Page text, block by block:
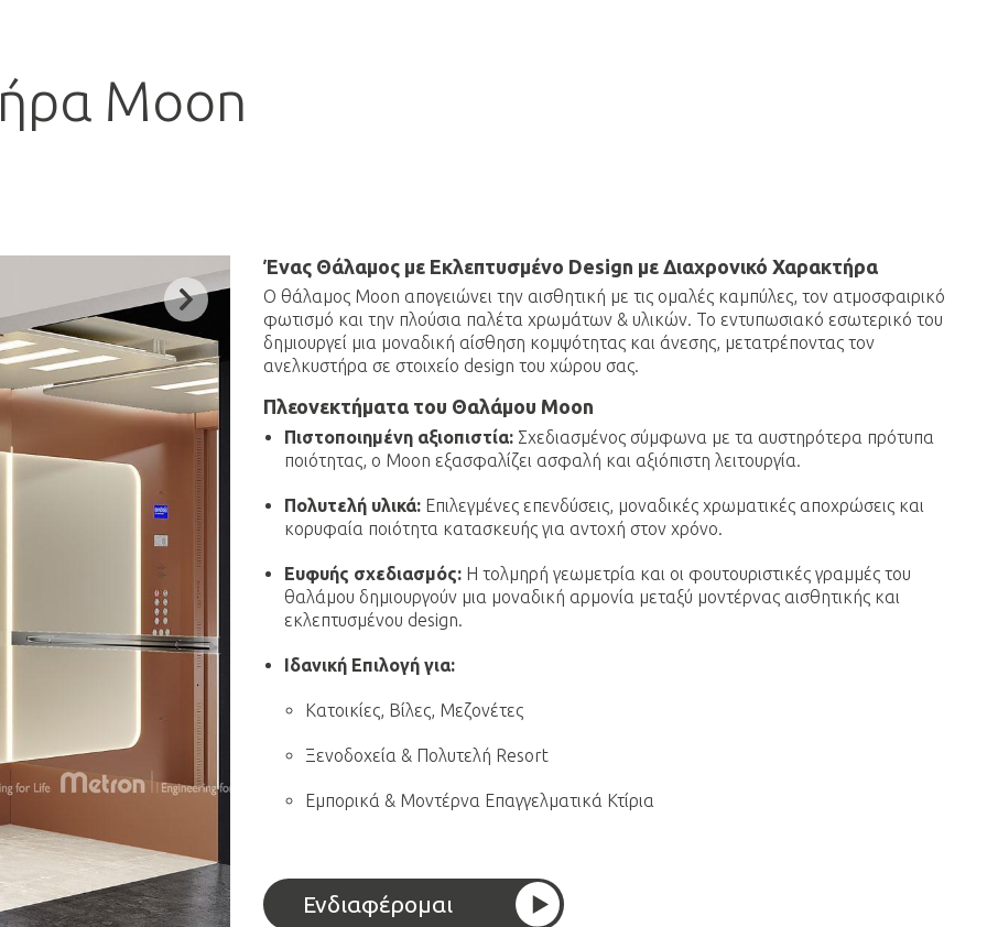
Moon
Next
Ένας Θάλαμος με Εκλεπτυσμένο Design με Διαχρονικό Χαρακτήρα
Ο θάλαμος Moon απογειώνει την αισθητική με τις ομαλές καμπύλες, τον ατμοσφαιρικό
φωτισμό και την πλούσια παλέτα χρωμάτων & υλικών. Το εντυπωσιακό εσωτερικό του
δημιουργεί μια μοναδική αίσθηση κομψότητας και άνεσης, μετατρέποντας τον
ανελκυστήρα σε στοιχείο design του χώρου σας.
Πλεονεκτήματα του Θαλάμου Moon
Πιστοποιημένη αξιοπιστία: Σχεδιασμένος σύμφωνα με τα αυστηρότερα πρότυπα
ποιότητας, ο Moon εξασφαλίζει ασφαλή και αξιόπιστη λειτουργία.
Πολυτελή υλικά: Επιλεγμένες επενδύσεις, μοναδικές χρωματικές αποχρώσεις και
κορυφαία ποιότητα κατασκευής για αντοχή στον χρόνο.
Ευφυής σχεδιασμός: Η τολμηρή γεωμετρία και οι φουτουριστικές γραμμές του
θαλάμου δημιουργούν μια μοναδική αρμονία μεταξύ μοντέρνας αισθητικής και
εκλεπτυσμένου design.
Ιδανική Επιλογή για:
Κατοικίες, Βίλες, Μεζονέτες
Ξενοδοχεία & Πολυτελή Resort
Εμπορικά & Μοντέρνα Επαγγελματικά Κτίρια
Ενδιαφέρομαι